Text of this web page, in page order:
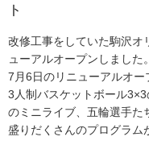
ト
改修工事をしていた駒沢オ
ューアルオープンしました。
7月6日のリニューアルオー
3人制バスケットボール
のミニライブ、五輪選手た
盛りだくさんのプログラム
ト
リニューアルした駒沢体育
を天井に設置したり、座席
ンター観客席を利活用して
ト
3人制バスケットボール
AWA CITY 3X3
した試合が繰り広げられま
ト
五輪メダリストの野口啓代
グの指導をしました。
画整理事業により、駅の改
デッキや駅前広場などの公
小池知事は新宿駅直近地区
空間が不足していることな
路上空に東西デッキを新設
していきます。
一部完成、令和28年度（
めています。
ト「ものづくり・匠の技の
トは今年で10周年を迎え、
のものづくり技術の魅力を
づちで指輪の表面をたたい
た。
した。多摩織は400年余の
様々な製品を生み出してい
術を野菜のむきものを通し
を施されたスイカが展示さ
出るように包丁で深く切り
ました。
表）、第二会場（中央手前
が打ち上げられました。
ツリーを同時に楽むことが